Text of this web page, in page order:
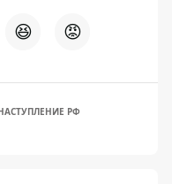
😆 😡
РФ